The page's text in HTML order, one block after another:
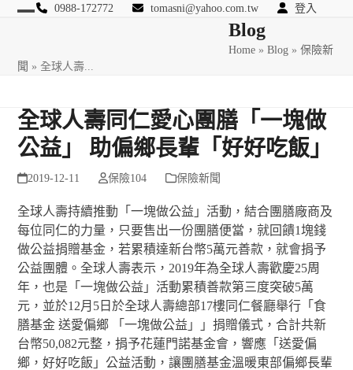
Skip
0988-172772 tomasni@yahoo.com.tw 登入
匯豐國際風險管理顧問Blog
Home »Blog »保險新
聞 »全球人壽...
全球人壽同仁愛心團膳「一塊做
公益」 助偏鄉長輩「好好吃飯」
2019-12-11 保險104 保險新聞
全球人壽持續推動「一塊做公益」活動，結合團膳廠商及
每位同仁的力量，只要售出一份團膳便當，就回饋1塊錢
做公益捐贈基金，若累積達新台幣5萬元善款，就會捐予
公益團體。全球人壽表示，2019年為全球人壽歡慶25周
年，也是「一塊做公益」活動累積善款第三度突破5萬
元，並於12月5日於全球人壽總部17樓同仁餐廳舉行「食
膳基金 送愛偏鄉 「一塊做公益」」捐贈儀式，合計共新
台幣50,082元整，捐予花蓮門諾基金會，響應「送愛偏
鄉，好好吃飯」公益活動，讓團膳基金溫暖東部偏鄉長輩